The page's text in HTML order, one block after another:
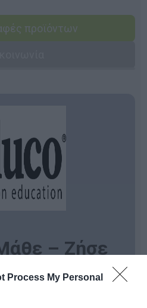
Process My Personal
προϊόντων
– Ζήσε